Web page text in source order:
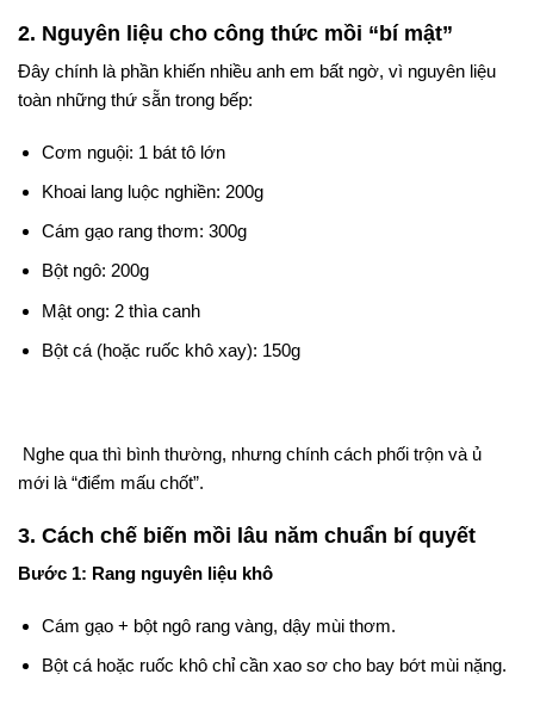
2. Nguyên liệu cho công thức mồi “bí mật”
Đây chính là phần khiến nhiều anh em bất ngờ, vì nguyên liệu
toàn những thứ sẵn trong bếp:
Cơm nguội: 1 bát tô lớn
Khoai lang luộc nghiền: 200g
Cám gạo rang thơm: 300g
Bột ngô: 200g
Mật ong: 2 thìa canh
Bột cá (hoặc ruốc khô xay): 150g
Nghe qua thì bình thường, nhưng chính cách phối trộn và ủ
mới là “điểm mấu chốt”.
3. Cách chế biến mồi lâu năm chuẩn bí quyết
Bước 1: Rang nguyên liệu khô
Cám gạo + bột ngô rang vàng, dậy mùi thơm.
Bột cá hoặc ruốc khô chỉ cần xao sơ cho bay bớt mùi nặng.